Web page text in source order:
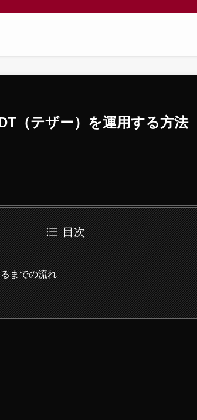
（テザー）を運用する方法
目次
までの流れ